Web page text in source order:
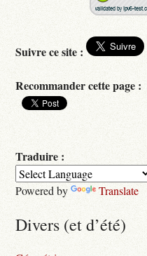
Suivre ce site :
Recommander cette page :
Traduire :
Powered by Translate
Divers (et d’été)